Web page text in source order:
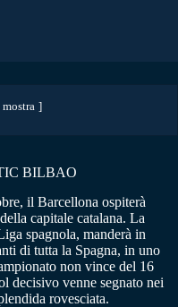
mostra
BILBAO
il Barcellona ospiterà
della capitale catalana. La
spagnola, manderà in
di tutta la Spagna, in uno
non vince del 16
decisivo venne segnato nei
rovesciata.